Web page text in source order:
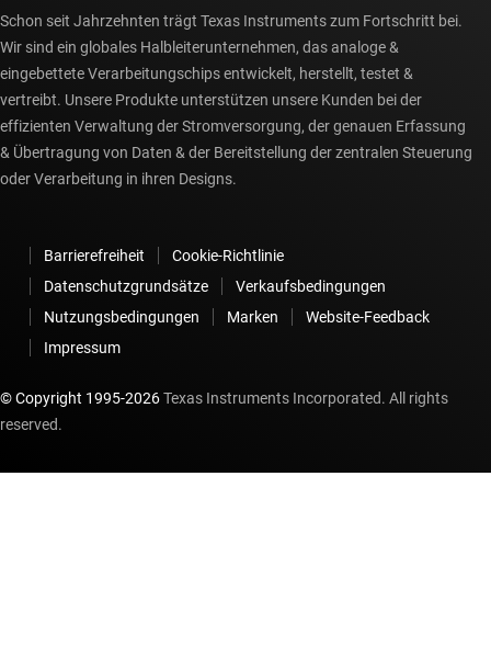
Schon seit Jahrzehnten trägt Texas Instruments zum Fortschritt bei.
Wir sind ein globales Halbleiterunternehmen, das analoge &
eingebettete Verarbeitungschips entwickelt, herstellt, testet &
vertreibt. Unsere Produkte unterstützen unsere Kunden bei der
effizienten Verwaltung der Stromversorgung, der genauen Erfassung
& Übertragung von Daten & der Bereitstellung der zentralen Steuerung
oder Verarbeitung in ihren Designs.
Barrierefreiheit
Cookie-Richtlinie
Datenschutzgrundsätze
Verkaufsbedingungen
Nutzungsbedingungen
Marken
Website-Feedback
Impressum
© Copyright 1995-2026Texas Instruments Incorporated. All rights
reserved.